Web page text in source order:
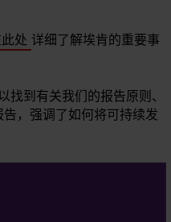
处 详细了解埃肯的重要事
到有关我们的报告原则、
，强调了如何将可持续发